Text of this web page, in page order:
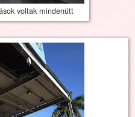
voltak mindenütt